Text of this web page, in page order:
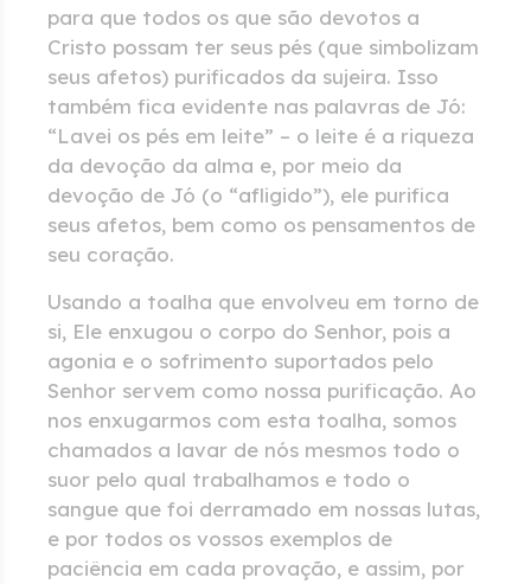
para que todos os que são devotos a
Cristo possam ter seus pés (que simbolizam
seus afetos) purificados da sujeira. Isso
também fica evidente nas palavras de Jó:
“Lavei os pés em leite” – o leite é a riqueza
da devoção da alma e, por meio da
devoção de Jó (o “afligido”), ele purifica
seus afetos, bem como os pensamentos de
seu coração.
Usando a toalha que envolveu em torno de
si, Ele enxugou o corpo do Senhor, pois a
agonia e o sofrimento suportados pelo
Senhor servem como nossa purificação. Ao
nos enxugarmos com esta toalha, somos
chamados a lavar de nós mesmos todo o
suor pelo qual trabalhamos e todo o
sangue que foi derramado em nossas lutas,
e por todos os vossos exemplos de
paciência em cada provação, e assim, por